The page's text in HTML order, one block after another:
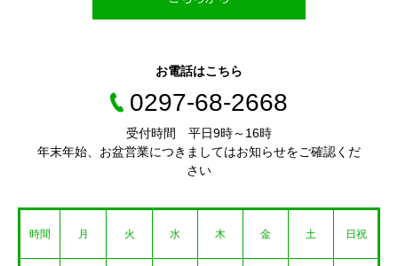
お電話はこちら
0297-68-2668
受付時間 平日9時～16時
年末年始、お盆営業につきましてはお知らせをご確認くだ
さい
時間 月 火 水 木 金 土 日祝